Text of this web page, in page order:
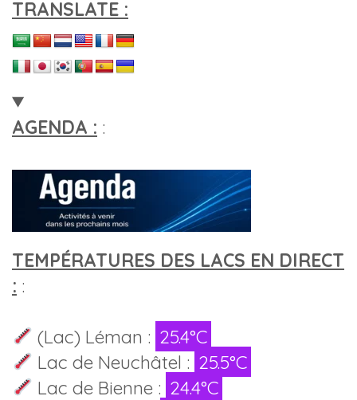
TRANSLATE :
AGENDA : :
TEMPÉRATURES DES LACS EN DIRECT
: :
(Lac) Léman : 25.4°C
Lac de Neuchâtel : 25.5°C
Lac de Bienne : 24.4°C